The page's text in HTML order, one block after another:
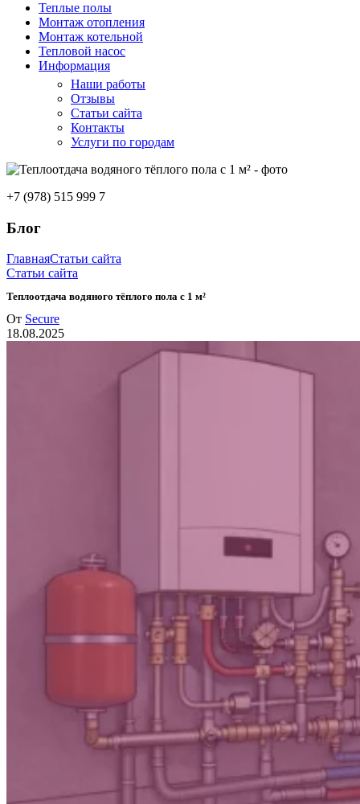
Теплые полы
Монтаж отопления
Монтаж котельной
Тепловой насос
Информация
Наши работы
Отзывы
Статьи сайта
Контакты
Услуги по городам
+7 (978) 515 999 7
Блог
ГлавнаяСтатьи сайта
Статьи сайта
Теплоотдача водяного тёплого пола с 1 м²
От Secure
18.08.2025